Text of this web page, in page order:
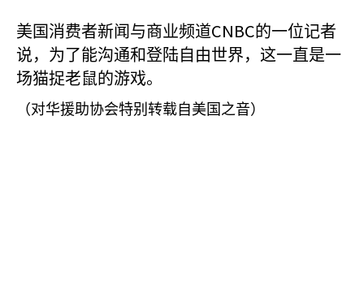
美国消费者新闻与商业频道CNBC的一位记者
说，为了能沟通和登陆自由世界，这一直是一
场猫捉老鼠的游戏。
（对华援助协会特别转载自美国之音）